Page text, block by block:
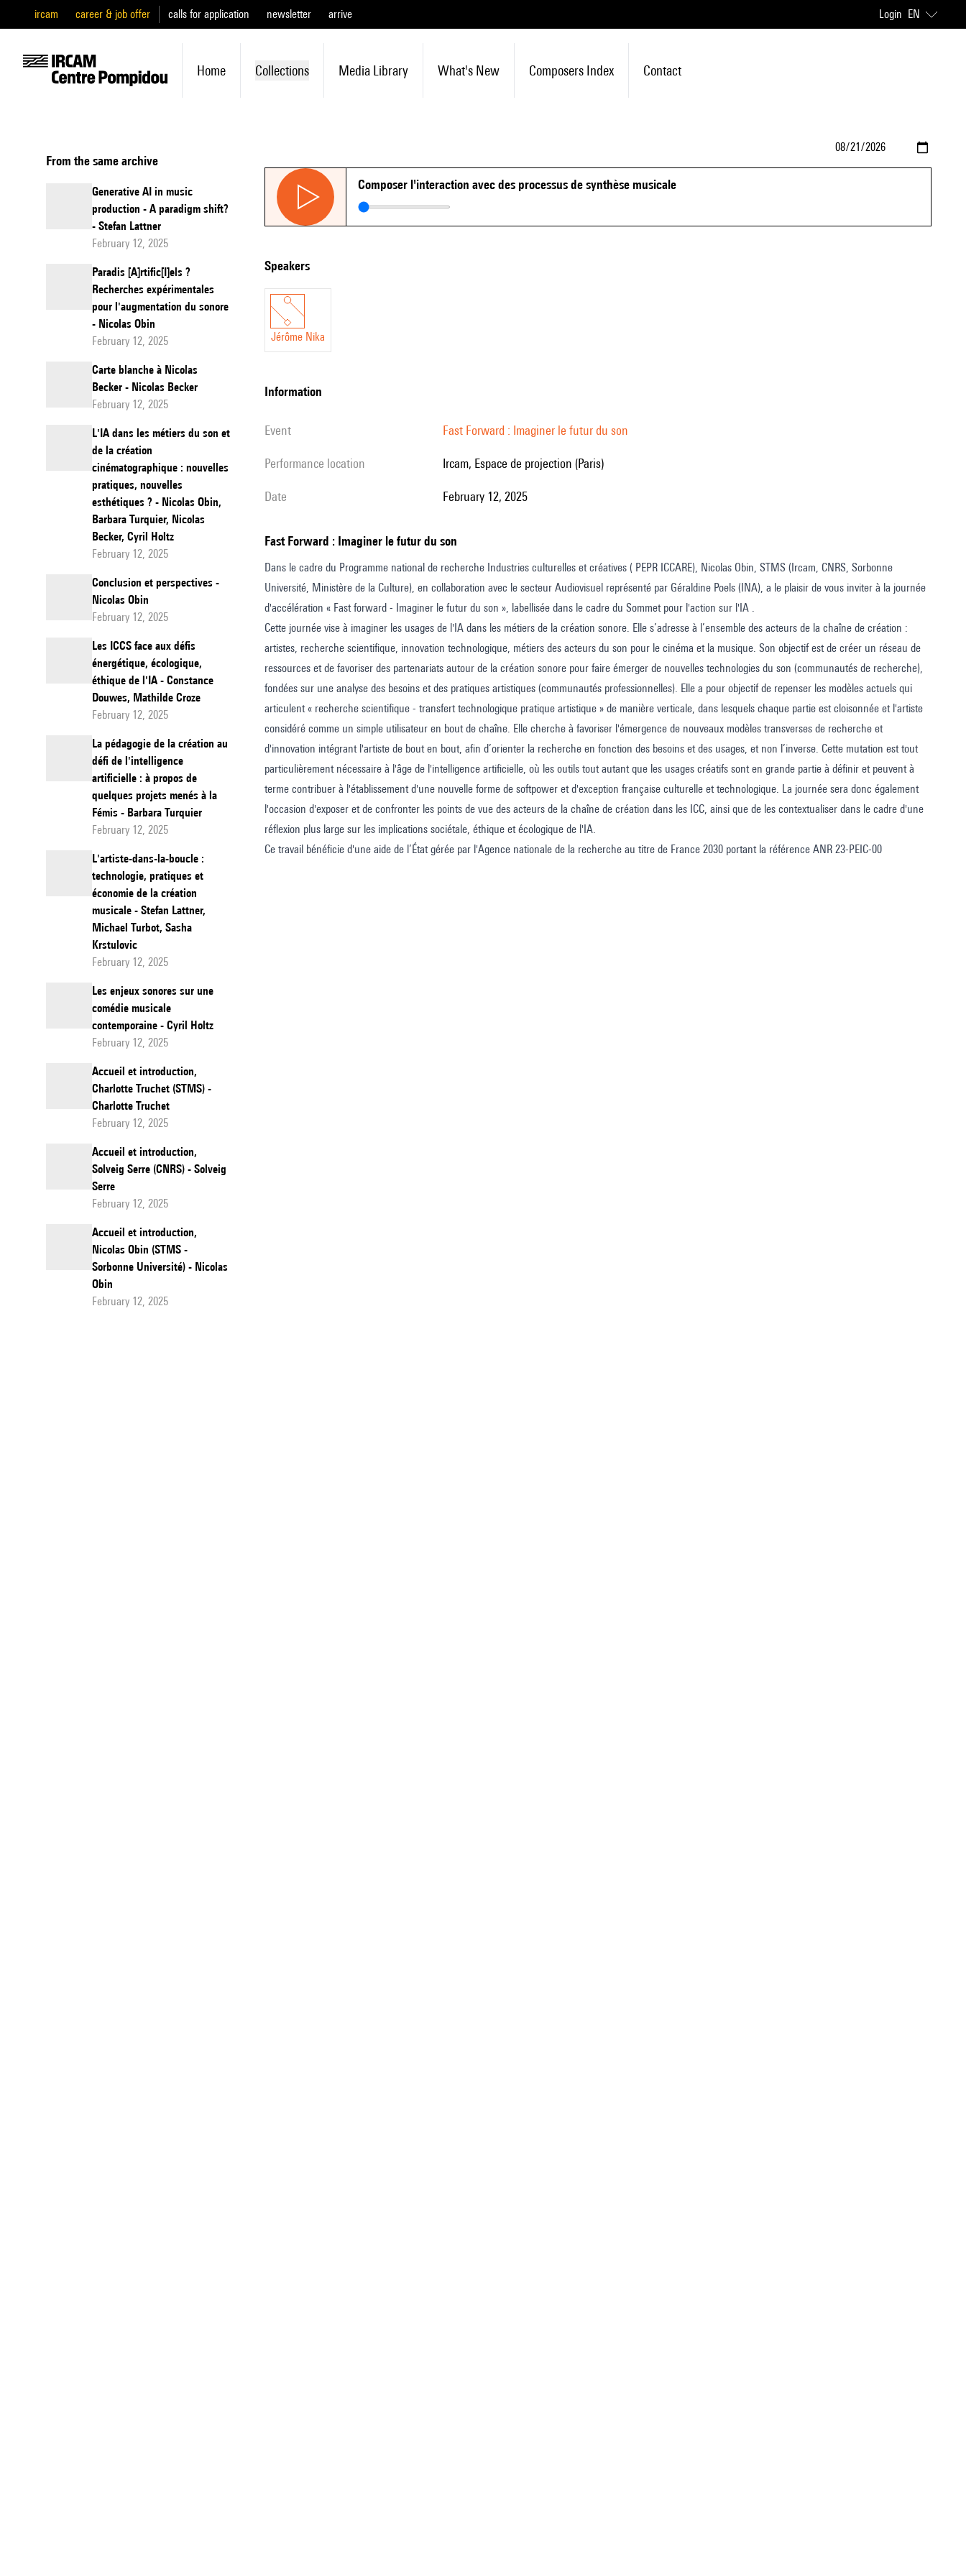
ircam career & job offer calls for application newsletter arrive Login EN
Home Collections Media Library What's New Composers Index Contact
From the same archive
Generative AI in music
production - A paradigm shift?
- Stefan Lattner
February 12, 2025
Paradis [A]rtific[I]els ?
Recherches expérimentales
pour l'augmentation du sonore
- Nicolas Obin
February 12, 2025
Carte blanche à Nicolas
Becker - Nicolas Becker
February 12, 2025
L'IA dans les métiers du son et
de la création
cinématographique : nouvelles
pratiques, nouvelles
esthétiques ? - Nicolas Obin,
Barbara Turquier, Nicolas
Becker, Cyril Holtz
February 12, 2025
Conclusion et perspectives -
Nicolas Obin
February 12, 2025
Les ICCS face aux défis
énergétique, écologique,
éthique de l'IA - Constance
Douwes, Mathilde Croze
February 12, 2025
La pédagogie de la création au
défi de l'intelligence
artificielle : à propos de
quelques projets menés à la
Fémis - Barbara Turquier
February 12, 2025
L'artiste-dans-la-boucle :
technologie, pratiques et
économie de la création
musicale - Stefan Lattner,
Michael Turbot, Sasha
Krstulovic
February 12, 2025
Les enjeux sonores sur une
comédie musicale
contemporaine - Cyril Holtz
February 12, 2025
Accueil et introduction,
Charlotte Truchet (STMS) -
Charlotte Truchet
February 12, 2025
Accueil et introduction,
Solveig Serre (CNRS) - Solveig
Serre
February 12, 2025
Accueil et introduction,
Nicolas Obin (STMS -
Sorbonne Université) - Nicolas
Obin
February 12, 2025
Composer l'interaction avec des processus de synthèse musicale
speakers
Jérôme Nika
information
event Fast Forward : Imaginer le futur du son
performance location Ircam, Espace de projection (Paris)
date February 12, 2025
Fast Forward : Imaginer le futur du son
Dans le cadre du Programme national de recherche Industries culturelles et créatives ( PEPR ICCARE), Nicolas Obin, STMS (Ircam, CNRS, Sorbonne
Université, Ministère de la Culture), en collaboration avec le secteur Audiovisuel représenté par Géraldine Poels (INA), a le plaisir de vous inviter à la journée
d'accélération « Fast forward - Imaginer le futur du son », labellisée dans le cadre du Sommet pour l'action sur l'IA .
Cette journée vise à imaginer les usages de l'IA dans les métiers de la création sonore. Elle s’adresse à l’ensemble des acteurs de la chaîne de création :
artistes, recherche scientifique, innovation technologique, métiers des acteurs du son pour le cinéma et la musique. Son objectif est de créer un réseau de
ressources et de favoriser des partenariats autour de la création sonore pour faire émerger de nouvelles technologies du son (communautés de recherche),
fondées sur une analyse des besoins et des pratiques artistiques (communautés professionnelles). Elle a pour objectif de repenser les modèles actuels qui
articulent « recherche scientifique - transfert technologique pratique artistique » de manière verticale, dans lesquels chaque partie est cloisonnée et l'artiste
considéré comme un simple utilisateur en bout de chaîne. Elle cherche à favoriser l'émergence de nouveaux modèles transverses de recherche et
d'innovation intégrant l'artiste de bout en bout, afin d’orienter la recherche en fonction des besoins et des usages, et non l’inverse. Cette mutation est tout
particulièrement nécessaire à l'âge de l'intelligence artificielle, où les outils tout autant que les usages créatifs sont en grande partie à définir et peuvent à
terme contribuer à l'établissement d'une nouvelle forme de softpower et d'exception française culturelle et technologique. La journée sera donc également
l'occasion d'exposer et de confronter les points de vue des acteurs de la chaîne de création dans les ICC, ainsi que de les contextualiser dans le cadre d'une
réflexion plus large sur les implications sociétale, éthique et écologique de l'IA.
Ce travail bénéficie d'une aide de l’État gérée par l'Agence nationale de la recherche au titre de France 2030 portant la référence ANR 23-PEIC-00